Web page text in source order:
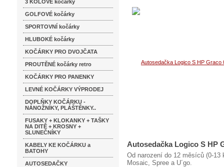
3 KOLOVÉ kočárky
GOLFOVÉ kočárky
SPORTOVNÍ kočárky
HLUBOKÉ kočárky
KOČÁRKY PRO DVOJČATA
PROUTĚNÉ kočárky retro
KOČÁRKY PRO PANENKY
LEVNÉ KOČÁRKY VÝPRODEJ
DOPLŇKY KOČÁRKU -
NÁNOŽNÍKY, PLÁŠTĚNKY..
FUSAKY + KLOKANKY + TAŠKY
NA DITĚ + KROSNY +
SLUNEČNÍKY
KABELY KE KOČÁRKU a
BATOHY
AUTOSEDAČKY
Autosedačka Logico S HP
Od narození do 12 měsíců (0-
Mosaic, Spree a U´go.